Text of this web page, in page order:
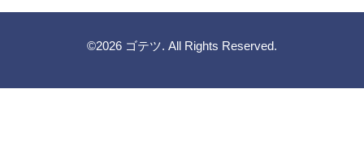
©2026 ゴテツ. All Rights Reserved.